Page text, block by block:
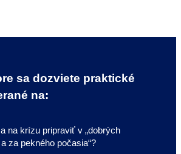
sa dozviete praktické
na:
na krízu pripraviť v „dobrých
za pekného počasia“?